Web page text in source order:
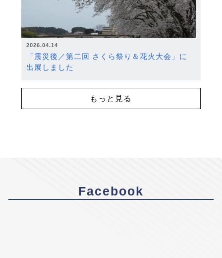
2026.04.14
「震災後／第二回 さくら祭り＆花火大会」に
出展しました
もっと見る
Facebook